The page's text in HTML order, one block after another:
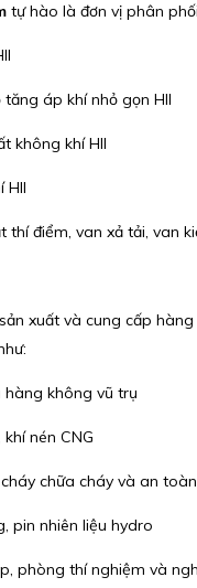
tự hào là đơn vị phân
áp khí nhỏ gọn HII
không khí HII
HII
thí điểm, van xả tải, van
xuất và cung cấp
không vũ trụ
nén CNG
chữa cháy và an toàn
pin nhiên liệu hydro
phòng thí nghiệm và